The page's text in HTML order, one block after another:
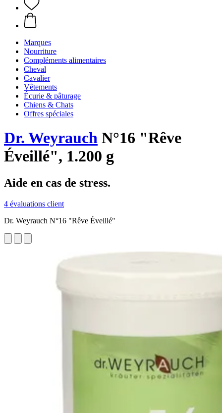
Marques
Nourriture
Compléments alimentaires
Cheval
Cavalier
Vêtements
Écurie & pâturage
Chiens & Chats
Offres spéciales
Dr. Weyrauch N°16 "Rêve
Éveillé", 1.200 g
Aide en cas de stress.
4 évaluations client
Dr. Weyrauch N°16 "Rêve Éveillé"